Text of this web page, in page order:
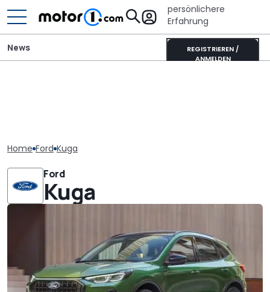
persönlichere
Erfahrung
REGISTRIEREN /
ANMELDEN
News
Home Ford Kuga
Ford
Kuga